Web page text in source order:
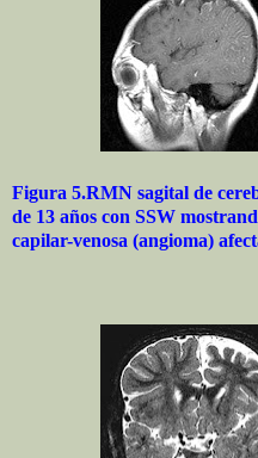
Figura 5.RMN sagital de
de 13 años con SSW
capilar-venosa (angioma)